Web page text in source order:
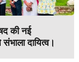
की नई
दायित्व।